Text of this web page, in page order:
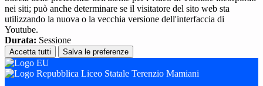
nei siti; può anche determinare se il visitatore del sito web sta
utilizzando la nuova o la vecchia versione dell'interfaccia di
Youtube.
Durata: Sessione
Accetta tutti Salva le preferenze
Liceo Statale Terenzio Mamiani